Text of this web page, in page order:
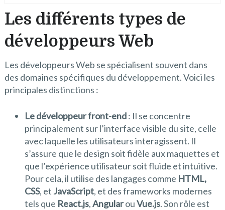
Les différents types de
développeurs Web
Les développeurs Web se spécialisent souvent dans
des domaines spécifiques du développement. Voici les
principales distinctions :
Le développeur front-end: Il se concentre
principalement sur l’interface visible du site, celle
avec laquelle les utilisateurs interagissent. Il
s’assure que le design soit fidèle aux maquettes et
que l’expérience utilisateur soit fluide et intuitive.
Pour cela, il utilise des langages comme HTML,
CSS, et JavaScript, et des frameworks modernes
tels que React.js,AngularouVue.js. Son rôle est